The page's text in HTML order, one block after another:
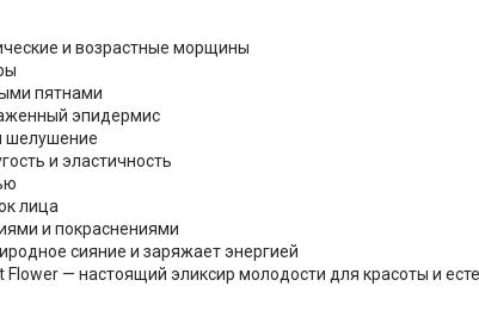
и возрастные морщины
пятнами
эпидермис
шелушение
и эластичность
лица
и покраснениями
сияние и заряжает энергией
Flower — настоящий эликсир молодости для красоты и